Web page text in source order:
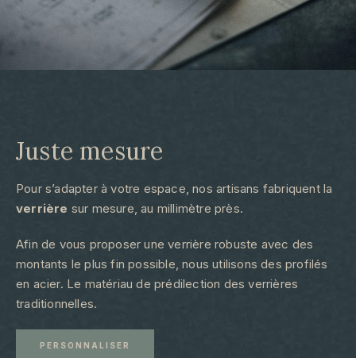
Juste mesure​
Pour s’adapter à votre espace, nos artisans fabriquent la
verrière sur mesure, au millimètre près.
Afin de vous proposer une verrière robuste avec des
montants le plus fin possible, nous utilisons des profilés
en acier. Le matériau de prédilection des verrières
traditionnelles.
PERSONNALISER